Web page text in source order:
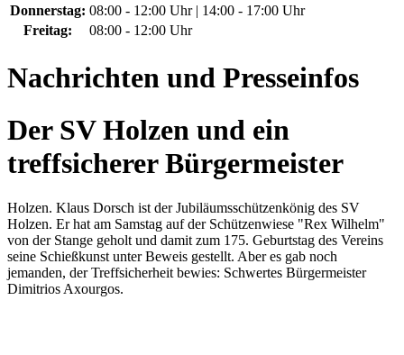
Donnerstag: 08:00 - 12:00 Uhr | 14:00 - 17:00 Uhr
Freitag:
08:00 - 12:00 Uhr
Nachrichten und Presseinfos
Der SV Holzen und ein
treffsicherer Bürgermeister
Holzen. Klaus Dorsch ist der Jubiläumsschützenkönig des SV
Holzen. Er hat am Samstag auf der Schützenwiese "Rex Wilhelm"
von der Stange geholt und damit zum 175. Geburtstag des Vereins
seine Schießkunst unter Beweis gestellt. Aber es gab noch
jemanden, der Treffsicherheit bewies: Schwertes Bürgermeister
Dimitrios Axourgos.